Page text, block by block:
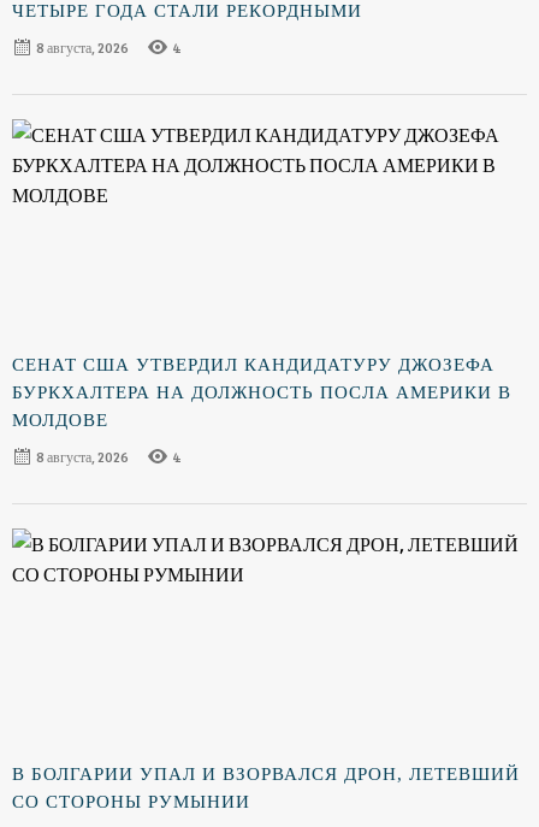
ЧЕТЫРЕ ГОДА СТАЛИ РЕКОРДНЫМИ
8 августа, 2026
4
СЕНАТ США УТВЕРДИЛ КАНДИДАТУРУ ДЖОЗЕФА
БУРКХАЛТЕРА НА ДОЛЖНОСТЬ ПОСЛА АМЕРИКИ В
МОЛДОВЕ
8 августа, 2026
4
В БОЛГАРИИ УПАЛ И ВЗОРВАЛСЯ ДРОН, ЛЕТЕВШИЙ
СО СТОРОНЫ РУМЫНИИ